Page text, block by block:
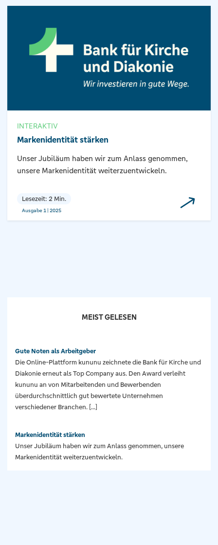
INTERAKTIV
Markenidentität stärken
Unser Jubiläum haben wir zum Anlass genommen,
unsere Markenidentität weiterzuentwickeln.
Lesezeit: 2 Min.
Ausgabe 1 | 2025
MEIST GELESEN
Gute Noten als Arbeitgeber
Die Online-Plattform kununu zeichnete die Bank für Kirche und
Diakonie erneut als Top Company aus. Den Award verleiht
kununu an von Mitarbeitenden und Bewerbenden
überdurchschnittlich gut bewertete Unternehmen
verschiedener Branchen. [...]
Markenidentität stärken
Unser Jubiläum haben wir zum Anlass genommen, unsere
Markenidentität weiterzuentwickeln.